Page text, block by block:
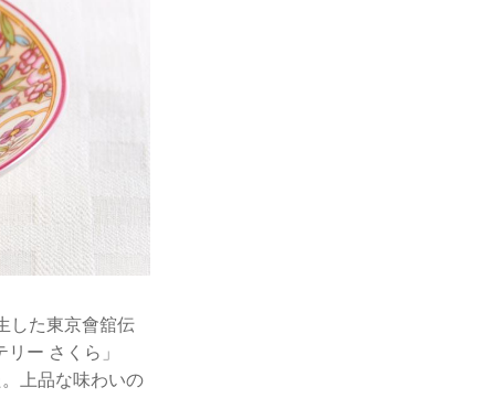
した東京會舘伝
ー さくら」
上品な味わいの